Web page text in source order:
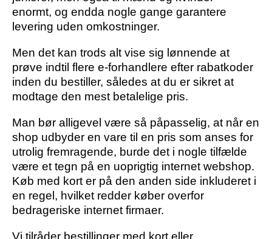
enormt, og endda nogle gange garantere
levering uden omkostninger.
Men det kan trods alt vise sig lønnende at
prøve indtil flere e-forhandlere efter rabatkoder
inden du bestiller, således at du er sikret at
modtage den mest betalelige pris.
Man bør alligevel være så påpasselig, at når en
shop udbyder en vare til en pris som anses for
utrolig fremragende, burde det i nogle tilfælde
være et tegn på en uoprigtig internet webshop.
Køb med kort er på den anden side inkluderet i
en regel, hvilket redder køber overfor
bedrageriske internet firmaer.
Vi tilråder bestillinger med kort eller